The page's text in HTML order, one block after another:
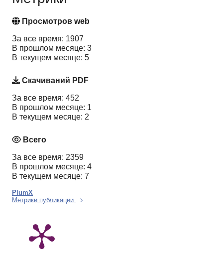
Просмотров web
За все время: 1907
В прошлом месяце: 3
В текущем месяце: 5
Скачиваний PDF
За все время: 452
В прошлом месяце: 1
В текущем месяце: 2
Всего
За все время: 2359
В прошлом месяце: 4
В текущем месяце: 7
PlumX
Метрики публикации